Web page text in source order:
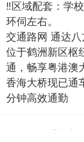
‼区域配套：学
环伺左右。
交通路网 通达
位于鹤洲新区枢
通，畅享粤港澳
香海大桥现已通
分钟高效通勤
华发港玺壹号